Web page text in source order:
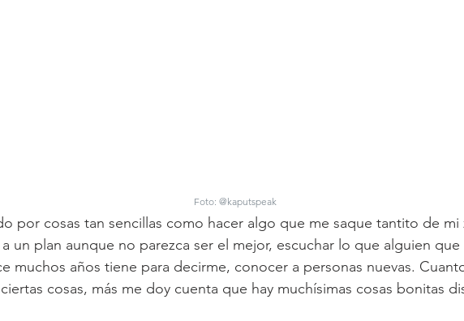
Foto: @kaputspeak
por cosas tan sencillas como hacer algo que me saque tantito de mi
un plan aunque no parezca ser el mejor, escuchar lo que alguien que
muchos años tiene para decirme, conocer a personas nuevas.
cosas, más me doy cuenta que hay muchísimas cosas bonitas